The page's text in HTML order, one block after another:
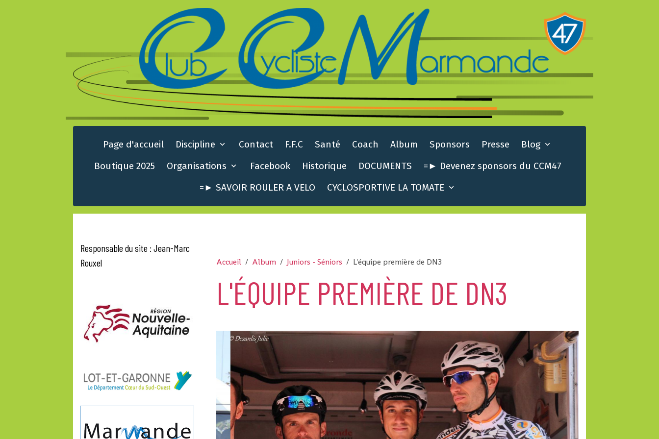
Page d'accueil Discipline Contact F.F.C Santé Coach Album Sponsors Presse
Blog
Boutique 2025
Organisations Facebook Historique DOCUMENTS
=► Devenez sponsors du CCM47
=► SAVOIR ROULER A VELO
CYCLOSPORTIVE LA TOMATE
Accueil Album Juniors - Séniors L'équipe première de DN3
L'ÉQUIPE PREMIÈRE DE DN3
Responsable du site : Jean-Marc
Rouxel